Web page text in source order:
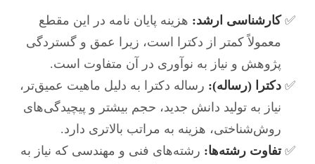
کارشناسی ارشد: هزینه پایان نامه در این مقطع
معمولاً کمتر از دکترا است، زیرا عمق و گستردگی
پژوهش و نیاز به نوآوری در آن متفاوت است.
دکترا (رساله): رساله دکترا به دلیل ماهیت عمیق‌تر،
نیاز به تولید دانش جدید، حجم بیشتر و پیچیدگی‌های
روش‌شناختی، هزینه به مراتب بالاتری دارد.
تفاوت رشته‌ها: رشته‌های فنی و مهندسی که نیاز به